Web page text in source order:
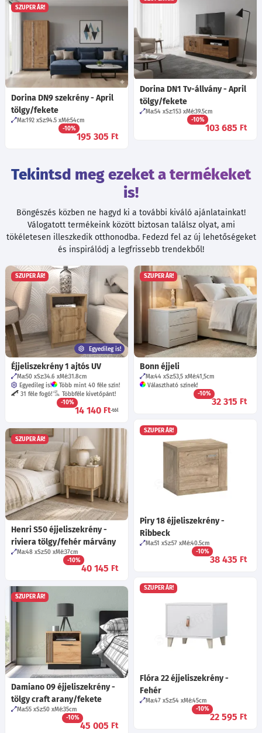
Dorina DN1 Tv-állvány - April
tölgy/fekete
Ma:54 Sz:153 Mé:39.5cm
-10%
103 685 Ft
SZUPER ÁR!
Dorina DN9 szekrény - April
tölgy/fekete
Ma:192 Sz:94.5 Mé:54cm
-10%
195 305 Ft
Tekintsd meg ezeket a termékeket
is!
Böngészés közben ne hagyd ki a további kiváló ajánlatainkat!
Válogatott termékeink között biztosan találsz olyat, ami
tökéletesen illeszkedik otthonodba. Fedezd fel az új lehetőségeket
és inspirálódj a legfrissebb trendekből!
SZUPER ÁR!
Egyedileg is!
Éjjeliszekrény 1 ajtós UV
Ma:50 Sz:34.6 Mé:31.8cm
Egyedileg is!
Több mint 40 féle szín!
31 féle fogó!
Többféle kivetőpánt!
-10%
14 140 Ft-tól
SZUPER ÁR!
Bonn éjjeli
Ma:44 Sz:53,5 Mé:41,5cm
Választható színek!
-10%
32 315 Ft
SZUPER ÁR!
Piry 18 éjjeliszekrény -
Ribbeck
Ma:51 Sz:57 Mé:40.5cm
-10%
38 435 Ft
SZUPER ÁR!
Henri S50 éjjeliszekrény -
riviera tölgy/fehér márvány
Ma:48 Sz:50 Mé:37cm
-10%
40 145 Ft
SZUPER ÁR!
Flóra 22 éjjeliszekrény -
Fehér
Ma:47 Sz:54 Mé:45cm
-10%
22 595 Ft
SZUPER ÁR!
Damiano 09 éjjeliszekrény -
tölgy craft arany/fekete
Ma:55 Sz:50 Mé:35cm
-10%
45 005 Ft